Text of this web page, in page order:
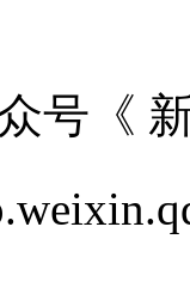
号《